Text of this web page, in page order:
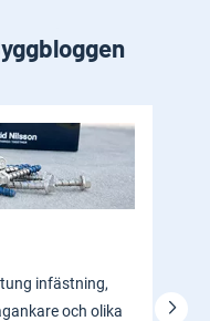
infästning,
och olika